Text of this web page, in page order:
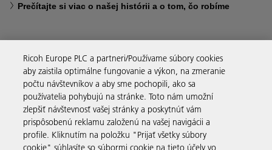
Prečítajte si viac o našej histórii a o tom, čo robíme
Obchodné riešenia
Produkty a služby
Ricoh Europe PLC a partneri/Používame súbory cookies
aby zaistila optimálne fungovanie a výkon, na zmeranie
počtu návštevníkov a aby sme pochopili, ako sa
používatelia pohybujú na stránke. Toto nám umožní
zlepšiť návštevnosť vašej stránky a poskytnúť vám
prispôsobenú reklamu založenú na vašej navigácii a
profile. Kliknutím na položku "Prijať všetky súbory
cookie" súhlasíte so súbormi cookie na tieto účely vo